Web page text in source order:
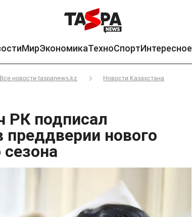
МирЭкономикаТехноСпортИнтересное
Все новости taspanews.kz Новости Казахстана
РК подписал
преддверии нового